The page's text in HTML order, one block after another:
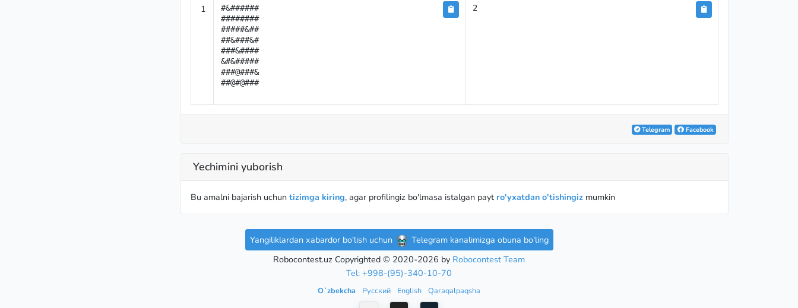
1
#&######
########
#####&##
##&###&#
###&####
&#&#####
###@###&
##@#@###
2
Telegram Facebook
Yechimini yuborish
Bu amalni bajarish uchun tizimga kiring, agar profilingiz bo'lmasa istalgan payt ro'yxatdan o'tishingizmumkin
Yangiliklardan xabardor bo'lish uchun
Telegram kanalimizga obuna bo'ling
Robocontest.uz Copyrighted © 2020-2026 by Robocontest Team
Tel: +998-(95)-340-10-70
Oʻzbekcha Русский English Qaraqalpaqsha